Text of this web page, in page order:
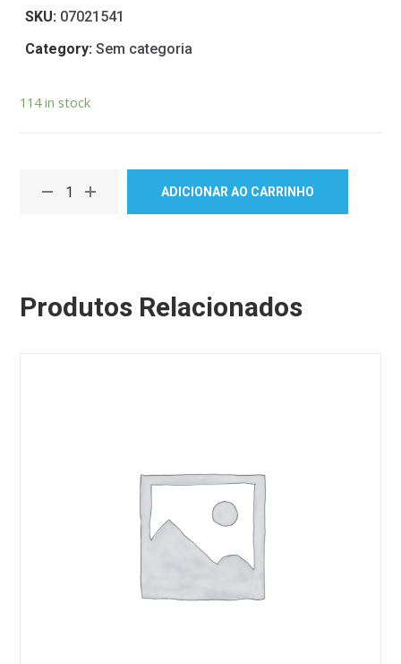
SKU: 07021541
Category:Sem categoria
114 in stock
ADICIONAR AO CARRINHO
Produtos Relacionados